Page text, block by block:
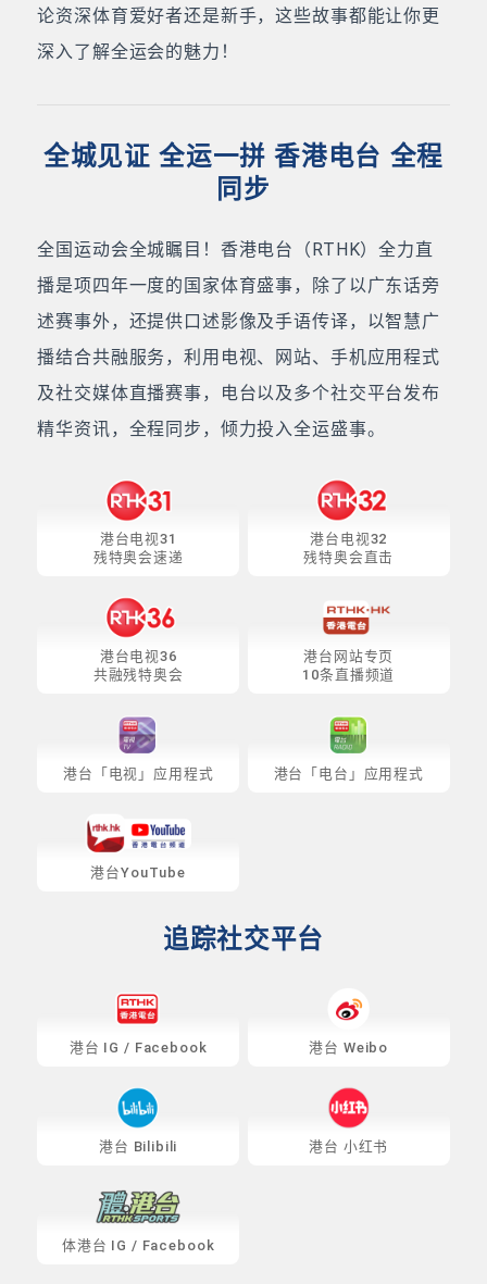
论资深体育爱好者还是新手，这些故事都能让你更
深入了解全运会的魅力！
全城见证 全运一拼 香港电台 全程
同步
全国运动会全城瞩目！香港电台（RTHK）全力直
播是项四年一度的国家体育盛事，除了以广东话旁
述赛事外，还提供口述影像及手语传译，以智慧广
播结合共融服务，利用电视、网站、手机应用程式
及社交媒体直播赛事，电台以及多个社交平台发布
精华资讯，全程同步，倾力投入全运盛事。
港台电视31
残特奥会速递
港台电视32
残特奥会直击
港台电视36
共融残特奥会
港台网站专页
10条直播频道
港台「电视」应用程式 港台「电台」应用程式
港台YouTube
追踪社交平台
港台 IG / Facebook 港台 Weibo
港台 Bilibili 港台 小红书
体港台 IG / Facebook